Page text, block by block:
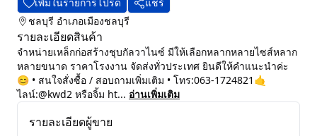
ชลบุรี อำเภอเมืองชลบุรี
รายละเอียดสินค้า
จำหน่ายเหล็กก่อสร้างชุบกัลวาไนซ์ มีให้เลือกหลากหลายไซส์หลาก
หลายขนาด ราคาโรงงาน จัดส่งทั่วประเทศ ยินดีให้คำแนะนำค่ะ
😊 • สนใจสั่งซื้อ / สอบถามเพิ่มเติม • โทร:063-1724821🤙
ไลน์:@kwd2 หรือจิ้ม ht... อ่านเพิ่มเติม
รายละเอียดผู้ขาย